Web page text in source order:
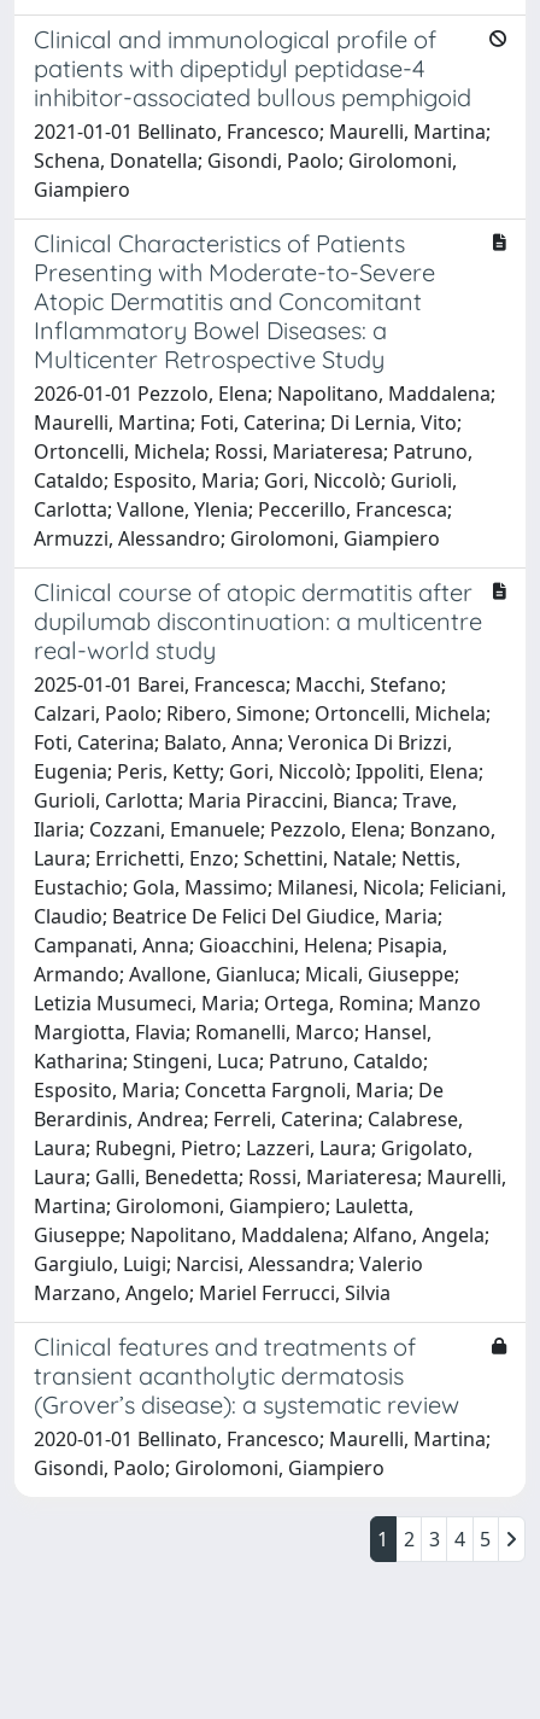
Clinical and immunological profile of
patients with dipeptidyl peptidase-4
inhibitor-associated bullous pemphigoid
2021-01-01 Bellinato, Francesco; Maurelli, Martina;
Schena, Donatella; Gisondi, Paolo; Girolomoni,
Giampiero
Clinical Characteristics of Patients
Presenting with Moderate-to-Severe
Atopic Dermatitis and Concomitant
Inflammatory Bowel Diseases: a
Multicenter Retrospective Study
2026-01-01 Pezzolo, Elena; Napolitano, Maddalena;
Maurelli, Martina; Foti, Caterina; Di Lernia, Vito;
Ortoncelli, Michela; Rossi, Mariateresa; Patruno,
Cataldo; Esposito, Maria; Gori, Niccolò; Gurioli,
Carlotta; Vallone, Ylenia; Peccerillo, Francesca;
Armuzzi, Alessandro; Girolomoni, Giampiero
Clinical course of atopic dermatitis after
dupilumab discontinuation: a multicentre
real-world study
2025-01-01 Barei, Francesca; Macchi, Stefano;
Calzari, Paolo; Ribero, Simone; Ortoncelli, Michela;
Foti, Caterina; Balato, Anna; Veronica Di Brizzi,
Eugenia; Peris, Ketty; Gori, Niccolò; Ippoliti, Elena;
Gurioli, Carlotta; Maria Piraccini, Bianca; Trave,
Ilaria; Cozzani, Emanuele; Pezzolo, Elena; Bonzano,
Laura; Errichetti, Enzo; Schettini, Natale; Nettis,
Eustachio; Gola, Massimo; Milanesi, Nicola; Feliciani,
Claudio; Beatrice De Felici Del Giudice, Maria;
Campanati, Anna; Gioacchini, Helena; Pisapia,
Armando; Avallone, Gianluca; Micali, Giuseppe;
Letizia Musumeci, Maria; Ortega, Romina; Manzo
Margiotta, Flavia; Romanelli, Marco; Hansel,
Katharina; Stingeni, Luca; Patruno, Cataldo;
Esposito, Maria; Concetta Fargnoli, Maria; De
Berardinis, Andrea; Ferreli, Caterina; Calabrese,
Laura; Rubegni, Pietro; Lazzeri, Laura; Grigolato,
Laura; Galli, Benedetta; Rossi, Mariateresa; Maurelli,
Martina; Girolomoni, Giampiero; Lauletta,
Giuseppe; Napolitano, Maddalena; Alfano, Angela;
Gargiulo, Luigi; Narcisi, Alessandra; Valerio
Marzano, Angelo; Mariel Ferrucci, Silvia
Clinical features and treatments of
transient acantholytic dermatosis
(Grover’s disease): a systematic review
2020-01-01 Bellinato, Francesco; Maurelli, Martina;
Gisondi, Paolo; Girolomoni, Giampiero
1 2 3 4 5